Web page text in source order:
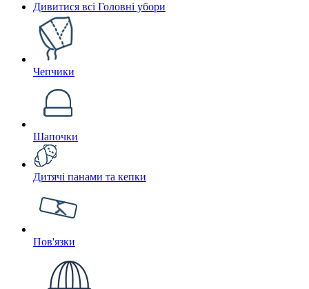
Дивитися всі Головні убори
Чепчики
Шапочки
Дитячі панами та кепки
Пов'язки